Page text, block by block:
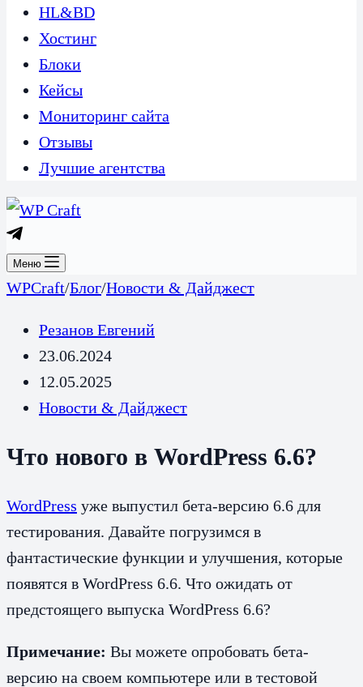
HL&BD
Хостинг
Блоки
Кейсы
Мониторинг сайта
Отзывы
Лучшие агентства
Меню
WPCraft/Блог/Новости & Дайджест
Резанов Евгений
23.06.2024
12.05.2025
Новости & Дайджест
Что нового в WordPress 6.6?
WordPress уже выпустил бета-версию 6.6 для
тестирования. Давайте погрузимся в
фантастические функции и улучшения, которые
появятся в WordPress 6.6. Что ожидать от
предстоящего выпуска WordPress 6.6?
Примечание: Вы можете опробовать бета-
версию на своем компьютере или в тестовой